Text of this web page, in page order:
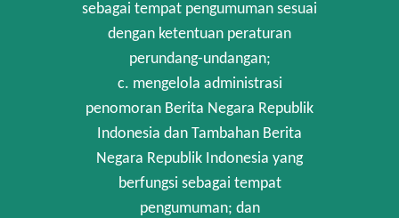
sebagai tempat pengumuman sesuai
dengan ketentuan peraturan
perundang-undangan;
c. mengelola administrasi
penomoran Berita Negara Republik
Indonesia dan Tambahan Berita
Negara Republik Indonesia yang
berfungsi sebagai tempat
pengumuman; dan